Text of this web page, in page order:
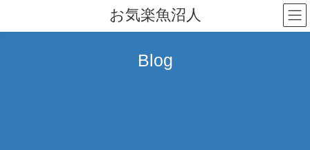
テ
ゲ
お気楽魚沼人
Blog